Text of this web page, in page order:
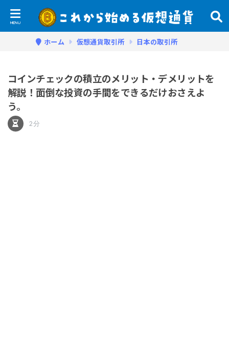
ホーム 仮想通貨取引所 日本の取引所
コインチェックの積立のメリット・デメリットを
解説！面倒な投資の手間をできるだけおさえよ
う。
2分